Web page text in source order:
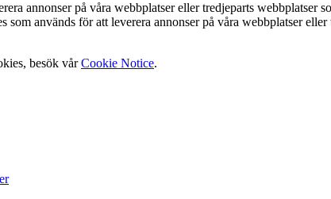
annonser på våra webbplatser eller tredjeparts
som används för att leverera annonser på våra webbplatser
besök vårCookie Notice.